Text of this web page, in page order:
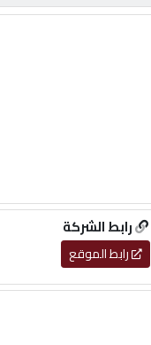
رابط الشركة
رابط الموقع